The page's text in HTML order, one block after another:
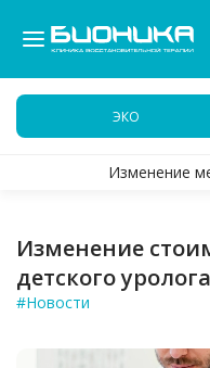
ЭКО
Изменение
Изменение
детского
#Новости